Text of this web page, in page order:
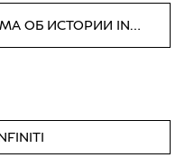
ВСЕ ВОСЕМЬ СЕРИЙ ФИЛЬМА ОБ ИСТОРИИ INFINITI ДОСТУПНЫ ДЛЯ ПРОСМОТРА НА YOUTUBE КАНАЛЕ БРЕНДА.